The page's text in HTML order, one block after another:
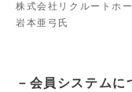
株式会社リクルートホ
岩本亜弓氏
－会員システムに